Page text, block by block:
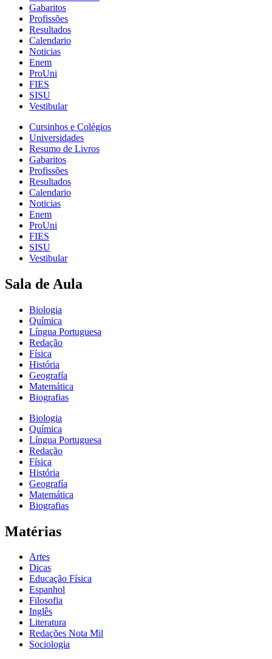
Gabaritos
Profissões
Resultados
Calendario
Noticias
Enem
ProUni
FIES
SISU
Vestibular
Cursinhos e Colégios
Universidades
Resumo de Livros
Gabaritos
Profissões
Resultados
Calendario
Noticias
Enem
ProUni
FIES
SISU
Vestibular
Sala de Aula
Biologia
Química
Língua Portuguesa
Redação
Física
História
Geografía
Matemática
Biografias
Biologia
Química
Língua Portuguesa
Redação
Física
História
Geografía
Matemática
Biografias
Matérias
Artes
Dicas
Educação Física
Espanhol
Filosofia
Inglês
Literatura
Redações Nota Mil
Sociologia